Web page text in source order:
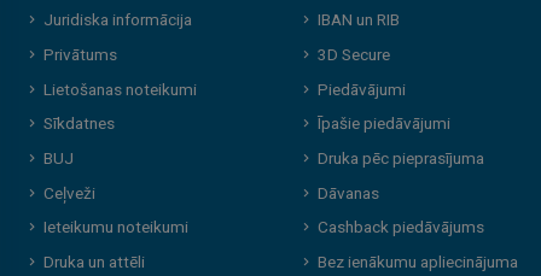
Juridiska informācija
Privātums
Lietošanas noteikumi
Sīkdatnes
BUJ
Ceļveži
Ieteikumu noteikumi
Druka un attēli
IBAN un RIB
3D Secure
Piedāvājumi
Īpašie piedāvājumi
Druka pēc pieprasījuma
Dāvanas
Cashback piedāvājums
Bez ienākumu apliecinājuma